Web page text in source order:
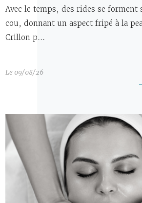
Avec le temps, des rides se forment
cou, donnant un aspect fripé à la
Crillon p...
Le 09/08/26